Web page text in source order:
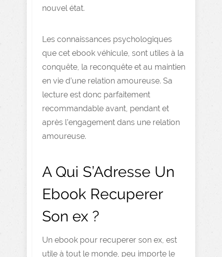
nouvel état.
Les connaissances psychologiques
que cet ebook véhicule, sont utiles à la
conquête, la reconquête et au maintien
en vie d’une relation amoureuse. Sa
lecture est donc parfaitement
recommandable avant, pendant et
après l’engagement dans une relation
amoureuse.
A Qui S’Adresse Un
Ebook Recuperer
Son ex ?
Un ebook pour recuperer son ex, est
utile à tout le monde, peu importe le